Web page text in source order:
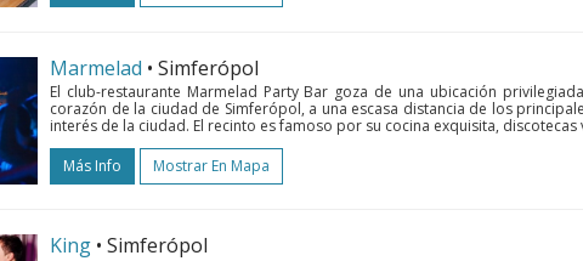
Marmelad • Simferópol
El club-restaurante Marmelad Party Bar goza de una ubicación
corazón de la ciudad de Simferópol, a una escasa distancia de los
interés de la ciudad. El recinto es famoso por su cocina exquisita, discotecas
Más Info
Mostrar En Mapa
King • Simferópol